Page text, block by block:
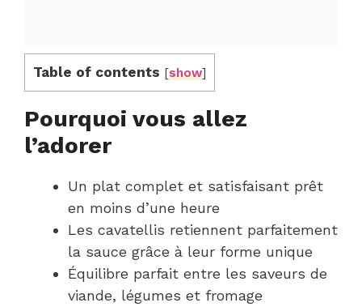
Table of contents [show]
Pourquoi vous allez
l’adorer
Un plat complet et satisfaisant prêt
en moins d’une heure
Les cavatellis retiennent parfaitement
la sauce grâce à leur forme unique
Équilibre parfait entre les saveurs de
viande, légumes et fromage